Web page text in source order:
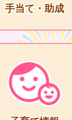
手当て・助成